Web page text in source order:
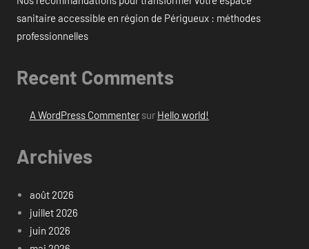
sanitaire accessible en région de Périgueux : méthodes
professionnelles
Recent Comments
A WordPress Commentersur Hello world!
Archives
août 2026
juillet 2026
juin 2026